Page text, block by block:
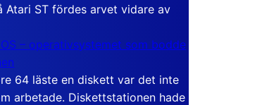
Atari ST fördes arvet vidare av
– operativsystemet som bodde
64 läste en diskett var det inte
arbetade. Diskettstationen hade